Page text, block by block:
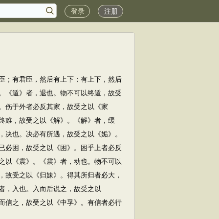
登录 注册
有君臣，然后有上下；有上下，然后
《遁》者，退也。物不可以终遁，故受
伤于外者必反其家，故受之以《家
难，故受之以《解》。《解》者，缓
也。决必有所遇，故受之以《姤》。
必困，故受之以《困》。困乎上者必反
以《震》。《震》者，动也。物不可以
受之以《归妹》。得其所归者必大，
，入也。入而后说之，故受之以
信之，故受之以《中孚》。有信者必行